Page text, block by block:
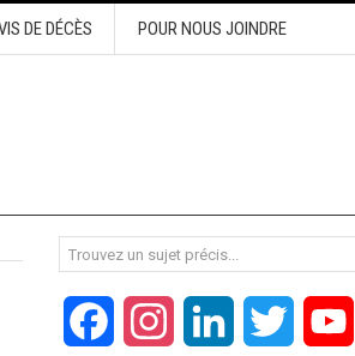
DE DÉCÈS POUR NOUS JOINDRE
FacebookInstagramLinkedIn Twitter